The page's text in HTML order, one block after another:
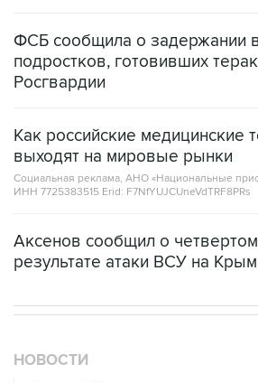
ФСБ сообщила о задержании
подростков, готовивших
Росгвардии
Как российские медицинские
выходят на мировые рынки
Социальная реклама, АНО «Национальные
ИНН 7725383515 Erid: F7NfYUJCUneVdTRF8PRs
Аксенов сообщил о
результате атаки ВСУ на Крым
НОВОСТИ